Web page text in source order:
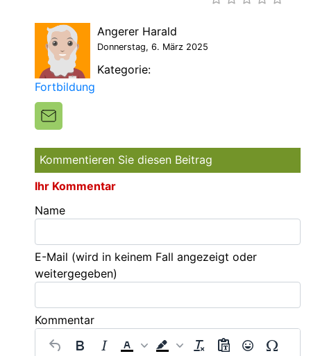
Angerer Harald
Donnerstag, 6. März 2025
Kategorie:
Fortbildung
Kommentieren Sie diesen Beitrag
Ihr Kommentar
Name
E-Mail (wird in keinem Fall angezeigt oder
weitergegeben)
Kommentar